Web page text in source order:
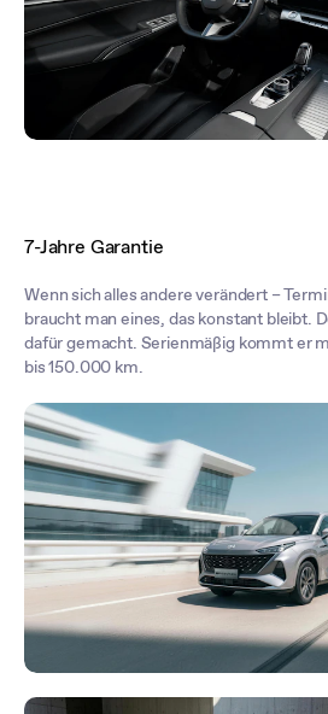
7-Jahre Garantie
Wenn sich alles andere verändert –
braucht man eines, das konstant bleibt.
dafür gemacht. Serienmäßig kommt er
bis 150.000 km.